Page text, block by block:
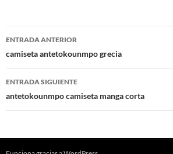
Navegación
de
entradas
ENTRADA ANTERIOR
camiseta antetokounmpo grecia
ENTRADA SIGUIENTE
antetokounmpo camiseta manga corta